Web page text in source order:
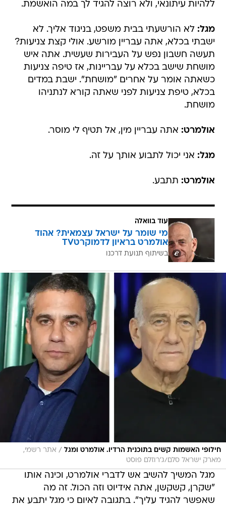
ללהיות עיתונאי, ולא רוצה להגיד לך במה הואשמת.
מגל: לא הורשעתי בבית משפט, בניגוד אליך. לא
ישבתי בכלא, אתה עבריין מורשע. אולי קצת צניעות?
תעשה חשבון נפש על העבירות שעשית. אתה איש
מושחת שישב בכלא על עבריינות, אז טיפה צניעות
כשאתה אומר על אחרים "מושחת". ישבת במדים
בכלא, טיפת צניעות לפני שאתה קורא לנתניהו
מושחת.
אולמרט: אתה עבריין מין, אל תטיף לי מוסר.
מגל: אני יכול לתבוע אותך על זה.
אולמרט: תתבע.
עוד בוואלה
מי שומר על ישראל עצמאית? אהוד
אולמרט בראיון לדמוקרטTV
בשיתוף תנועת דרכנו
חילופי האשמות קשים בתוכנית הרדיו. אולמרט ומגל / אתר רשמי,
מארק ישראל סלם/ג'רוזלם פוסט
מגל המשיך להשיב אש לדברי אולמרט, וכינה אותו
"שקרן, קשקשן, אתה אידיוט וזה הכול. זה מה
שאפשר להגיד עליך". בתגובה לאיום כי מגל יתבע את